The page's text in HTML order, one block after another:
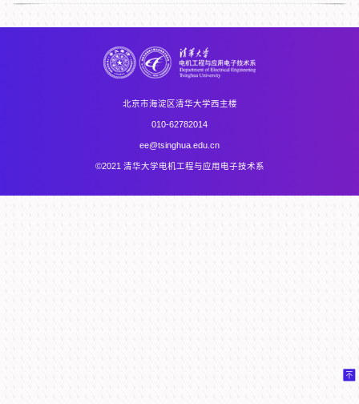
北京市海淀区清华大学西主楼
010-62782014
ee@tsinghua.edu.cn
©2021 清华大学电机工程与应用电子技术系